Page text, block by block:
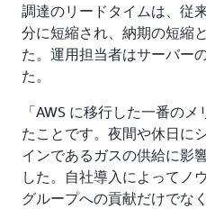
調達のリードタイムは、従
分に短縮され、納期の短縮
た。運用担当者はサーバー
た。
「AWS に移行した一番の
たことです。夜間や休日に
インであるガスの供給に影
した。自社導入によってノ
グループへの貢献だけでな